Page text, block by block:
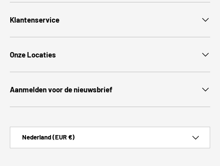
Klantenservice
Onze Locaties
Aanmelden voor de nieuwsbrief
Nederland (EUR €)